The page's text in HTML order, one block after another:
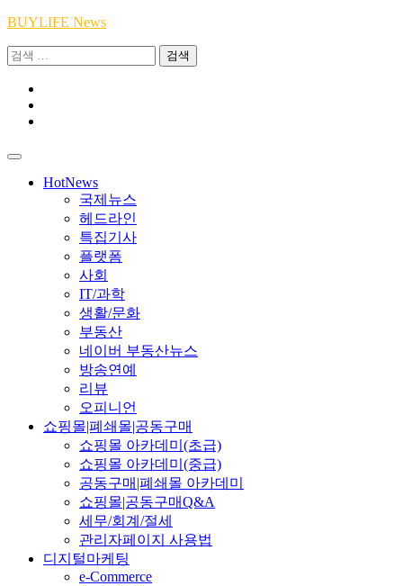
Skip
content
BUYLIFE News
검
HotNews
국제뉴스
헤드라인
특집기사
플랫폼
사회
IT/과학
생활/문화
부동산
네이버 부동산뉴스
방송연예
리뷰
오피니언
쇼핑몰|폐쇄몰|공동구매
쇼핑몰 아카데미(초급)
쇼핑몰 아카데미(중급)
공동구매|폐쇄몰 아카데미
쇼핑몰|공동구매Q&A
세무/회계/절세
관리자페이지 사용법
디지털마케팅
e-Commerce